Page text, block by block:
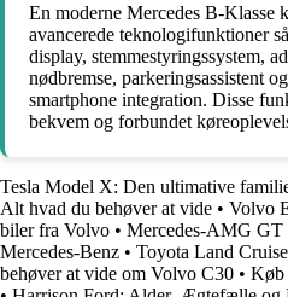
En moderne Mercedes B-Klasse
avancerede teknologifunktioner
display, stemmestyringssystem,
nødbremse, parkeringsassistent
smartphone integration. Disse
bekvem og forbundet
Tesla Model X: Den ultimative
Alt hvad du behøver at vide • Volvo
biler fra Volvo • Mercedes-AMG GT
Mercedes-Benz • Toyota Land
behøver at vide om Volvo C30 • Køb